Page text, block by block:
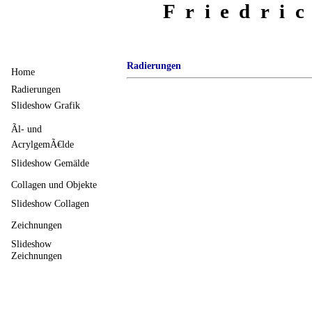
Radierungen
Home
Radierungen
Slideshow Grafik
Ãl- und
AcrylgemÃ€lde
Slideshow Gemälde
Collagen und Objekte
Slideshow Collagen
Zeichnungen
Slideshow
Zeichnungen